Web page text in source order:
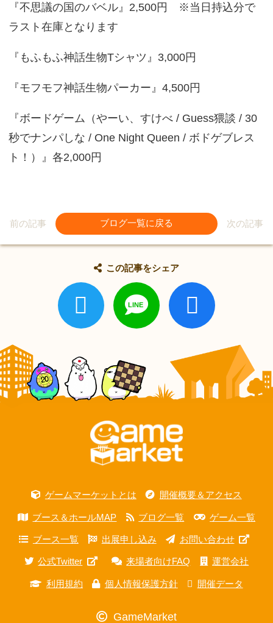
『不思議の国のバベル』2,500円 ※当日持込分で
ラスト在庫となります
『もふもふ神話生物Tシャツ』3,000円
『モフモフ神話生物パーカー』4,500円
『ボードゲーム（やーい、すけべ / Guess猥談 / 30
秒でナンパしな / One Night Queen / ボドゲブレス
ト！）』各2,000円
前の記事 ブログ一覧に戻る 次の記事
この記事をシェア
ゲームマーケットとは 開催概要＆アクセス
ブース＆ホールMAP ブログ一覧 ゲーム一覧
ブース一覧 出展申し込み お問い合わせ
公式Twitter 来場者向けFAQ 運営会社
利用規約 個人情報保護方針 開催データ
GameMarket